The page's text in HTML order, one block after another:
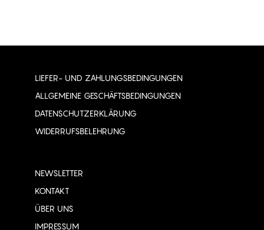
LIEFER- UND ZAHLUNGSBEDINGUNGEN
ALLGEMEINE GESCHÄFTSBEDINGUNGEN
DATENSCHUTZERKLÄRUNG
WIDERRUFSBELEHRUNG
NEWSLETTER
KONTAKT
ÜBER UNS
IMPRESSUM